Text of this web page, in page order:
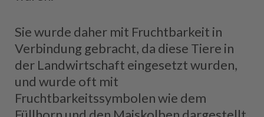
Sie wurde daher mit Fruchtbarkeit in
Verbindung gebracht, da diese Tiere in
der Landwirtschaft eingesetzt wurden,
und wurde oft mit
Fruchtbarkeitssymbolen wie dem